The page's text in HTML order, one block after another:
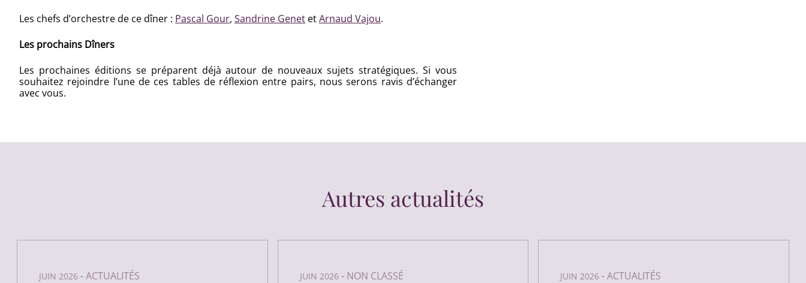
Les chefs d’orchestre de ce dîner : Pascal Gour, Sandrine Genet etArnaud Vajou.
Les prochains Dîners
Les prochaines éditions se préparent déjà autour de nouveaux sujets stratégiques. Si vous
souhaitez rejoindre l’une de ces tables de réflexion entre pairs, nous serons ravis d’échanger
avec vous.
Autres actualités
JUIN 2026 -ACTUALITÉS JUIN 2026- NON CLASSÉ JUIN 2026 -ACTUALITÉS